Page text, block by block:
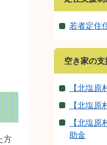
方
若者定住
空き家の
【北塩
【北塩
【北塩
助金